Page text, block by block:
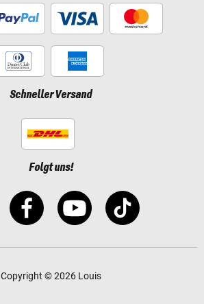
Schneller Versand
Folgt uns!
Copyright © 2026 Louis